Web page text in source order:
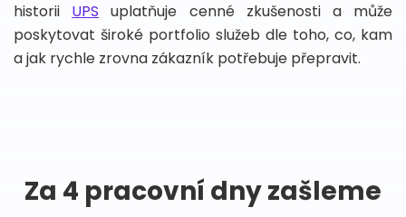
historii UPS uplatňuje cenné zkušenosti a může
poskytovat široké portfolio služeb dle toho, co, kam
a jak rychle zrovna zákazník potřebuje přepravit.
Za 4 pracovní dny zašleme